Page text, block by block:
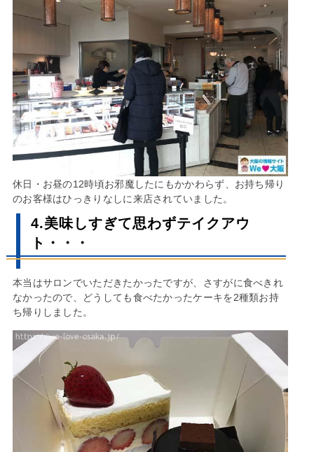
休日・お昼の12時頃お邪魔したにもかかわらず、お持ち帰り
のお客様はひっきりなしに来店されていました。
4.美味しすぎて思わずテイクアウ
ト・・・
本当はサロンでいただきたかったですが、さすがに食べきれ
なかったので、どうしても食べたかったケーキを2種類お持
ち帰りしました。